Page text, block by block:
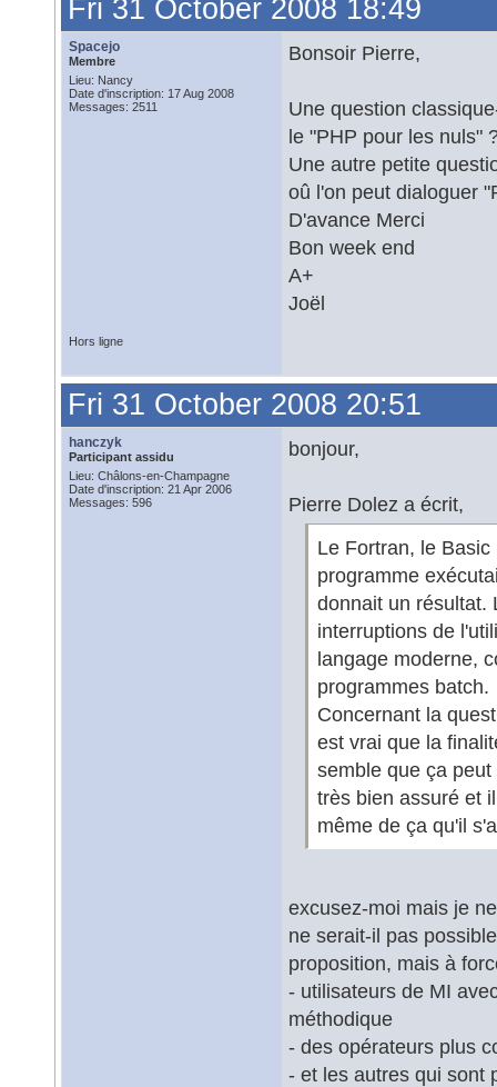
Fri 31 October 2008 18:49
Spacejo
Membre
Lieu: Nancy
Date d'inscription: 17 Aug 2008
Messages: 2511
Bonsoir Pierre,
Une question
le "PHP pour les nuls"
Une autre petite
oû l'on peut dialoguer
D'avance Merci
Bon week end
A+
Joël
Hors ligne
Fri 31 October 2008 20:51
hanczyk
Participant assidu
Lieu: Châlons-en-Champagne
Date d'inscription: 21 Apr 2006
Messages: 596
bonjour,
Pierre Dolez a écrit,
Le Fortran, le
programme
donnait un résultat.
interruptions de
langage moderne,
programmes batch.
Concernant la
est vrai que la
semble que ça
très bien assuré et
même de ça qu'il
excusez-moi mais je
ne serait-il pas
proposition, mais à
- utilisateurs de MI
méthodique
- des opérateurs plus
- et les autres qui sont